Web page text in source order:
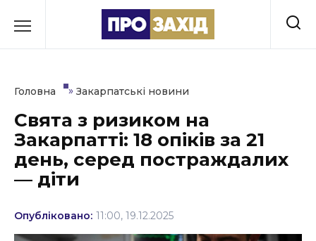
до
Культура
Освіта
Політика
Головна » Закарпатські новини
Свята з ризиком на
Закарпатті: 18 опіків за 21
день, серед постраждалих
— діти
Опубліковано: 11:00, 19.12.2025